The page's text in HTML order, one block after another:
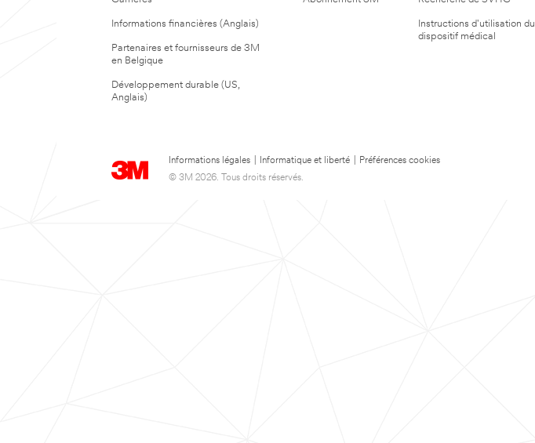
Informations financières (Anglais)
Partenaires et fournisseurs de 3M
en Belgique
Développement durable (US,
Anglais)
Instructions d'utilisation du
dispositif médical
Informations légales Informatique et liberté
Préférences cookies
© 3M 2026. Tous droits réservés.